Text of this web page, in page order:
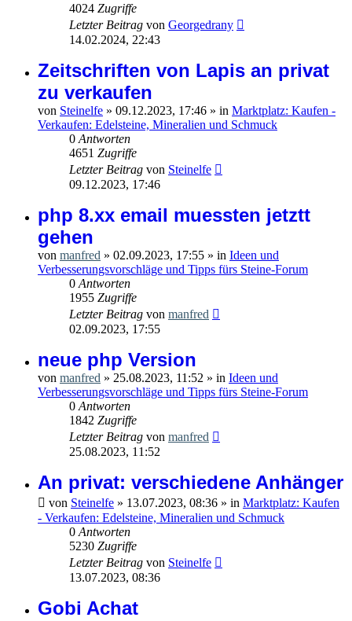
4024 Zugriffe
Letzter Beitrag von Georgedrany
14.02.2024, 22:43
Zeitschriften von Lapis an privat
zu verkaufen
von Steinelfe » 09.12.2023, 17:46 » in Marktplatz: Kaufen -
Verkaufen: Edelsteine, Mineralien und Schmuck
0 Antworten
4651 Zugriffe
Letzter Beitrag von Steinelfe
09.12.2023, 17:46
php 8.xx email muessten jetztt
gehen
von manfred » 02.09.2023, 17:55 » in Ideen und
Verbesserungsvorschläge und Tipps fürs Steine-Forum
0 Antworten
1955 Zugriffe
Letzter Beitrag von manfred
02.09.2023, 17:55
neue php Version
von manfred » 25.08.2023, 11:52 » in Ideen und
Verbesserungsvorschläge und Tipps fürs Steine-Forum
0 Antworten
1842 Zugriffe
Letzter Beitrag von manfred
25.08.2023, 11:52
An privat: verschiedene Anhänger
von Steinelfe » 13.07.2023, 08:36 » in Marktplatz: Kaufen
- Verkaufen: Edelsteine, Mineralien und Schmuck
0 Antworten
5230 Zugriffe
Letzter Beitrag von Steinelfe
13.07.2023, 08:36
Gobi Achat